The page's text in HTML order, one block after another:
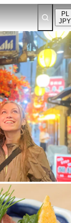
PL
JPY